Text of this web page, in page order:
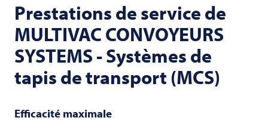
Prestations de service de
MULTIVAC CONVOYEURS
SYSTEMS - Systèmes de
tapis de transport (MCS)
Efficacité maximale